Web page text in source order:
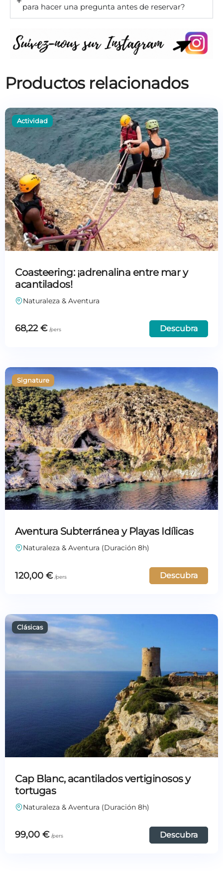
para hacer una pregunta antes de reservar?
Productos relacionados
Coasteering: ¡adrenalina entre mar y
acantilados!
Naturaleza & Aventura
68,22€ Descubra
Aventura Subterránea y Playas Idílicas
Naturaleza & Aventura (Duración 8h)
120,00 € Descubra
Cap Blanc, acantilados vertiginosos y
tortugas
Naturaleza & Aventura (Duración 8h)
99,00 € Descubra